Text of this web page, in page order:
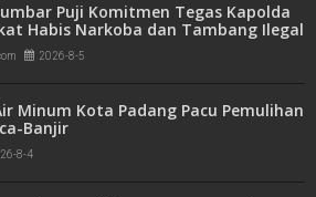
Puji Komitmen Tegas Kapolda
Habis Narkoba dan Tambang Ilegal
2026-8-5
Minum Kota Padang Pacu Pemulihan
Banjir
8-4